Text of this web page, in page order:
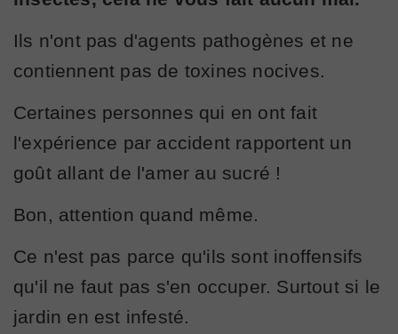
Ils n'ont pas d'agents pathogènes et ne
contiennent pas de toxines nocives.
Certaines personnes qui en ont fait
l'expérience par accident rapportent un
goût allant de l'amer au sucré !
Bon, attention quand même.
Ce n'est pas parce qu'ils sont inoffensifs
qu'il ne faut pas s'en occuper. Surtout si le
jardin en est infesté.